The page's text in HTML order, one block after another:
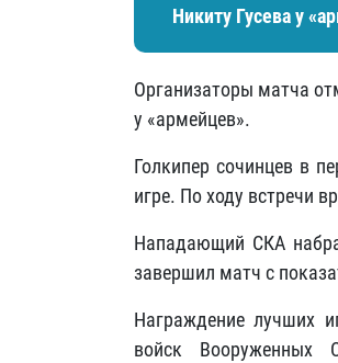
Никиту Гусева у
Организаторы матча
у «армейцев».
Голкипер сочинцев в
игре. По ходу встречи
Нападающий СКА
завершил матч с
Награждение лучших
войск Вооруженных